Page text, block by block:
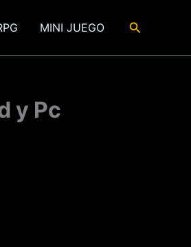
MINI JUEGO Buscar
y Pc